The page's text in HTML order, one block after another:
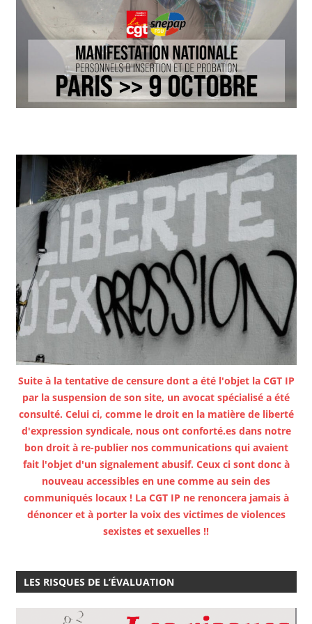
Suite à la tentative de censure dont a été l'objet la CGT IP
par la suspension de son site, un avocat spécialisé a été
consulté. Celui ci, comme le droit en la matière de liberté
d'expression syndicale, nous ont conforté.es dans notre
bon droit à re-publier nos communications qui avaient
fait l'objet d'un signalement abusif. Ceux ci sont donc à
nouveau accessibles en une comme au sein des
communiqués locaux ! La CGT IP ne renoncera jamais à
dénoncer et à porter la voix des victimes de violences
sexistes et sexuelles !!
LES RISQUES DE L’ÉVALUATION